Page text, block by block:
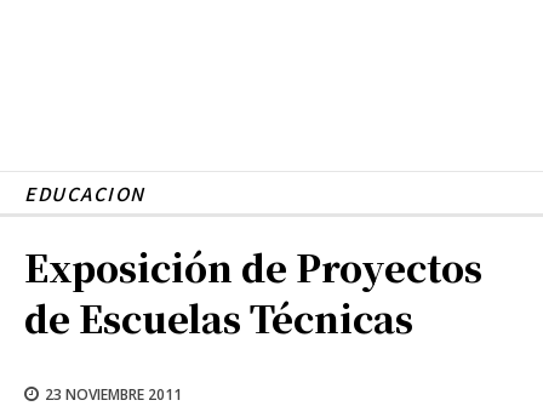
EDUCACION
Exposición de Proyectos
de Escuelas Técnicas
23 NOVIEMBRE 2011